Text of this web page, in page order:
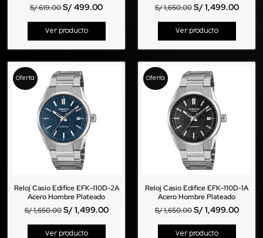
S/619.00S/499.00
Ver producto
S/1,650.00 S/1,499.00
Ver producto
Oferta
Reloj Casio Edifice EFK-110D-2A
Acero Hombre Plateado
S/1,650.00 S/1,499.00
Ver producto
Oferta
Reloj Casio Edifice EFK-110D-1A
Acero Hombre Plateado
S/1,650.00 S/1,499.00
Ver producto